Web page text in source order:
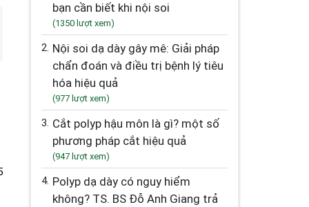
bạn cần biết khi nội soi
(1350 lượt xem)
2. Nội soi dạ dày gây mê: Giải pháp
chẩn đoán và điều trị bệnh lý tiêu
hóa hiệu quả
(977 lượt xem)
3. Cắt polyp hậu môn là gì? một số
phương pháp cắt hiệu quả
(947 lượt xem)
4. Polyp dạ dày có nguy hiểm
không? TS. BS Đỗ Anh Giang trả